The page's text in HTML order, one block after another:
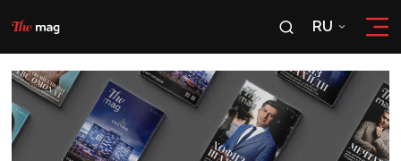
RU
RU
OʻZ